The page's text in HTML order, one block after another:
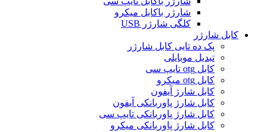
شارژر باکابل میکرو
کلگی شارژر USB
کابل شارژر
پک ده تایی کابل شارژر
تبدیل موبایلی
کابل otg تایپ سی
کابل otg میکرو
کابل شارژ آیفون
کابل شارژ پاوربانکی آیفون
کابل شارژ پاوربانکی تایپ سی
کابل شارژ پاوربانکی میکرو